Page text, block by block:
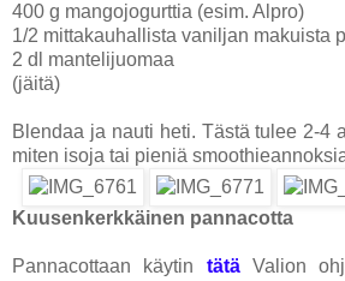
400 g mangojogurttia (esim. Alpro)
1/2 mittakauhallista vaniljan makuista
2 dl mantelijuomaa
(jäitä)
Blendaa ja nauti heti. Tästä tulee 2-4
miten isoja tai pieniä
Kuusenkerkkäinen pannacotta
Pannacottaan käytin tätäValion